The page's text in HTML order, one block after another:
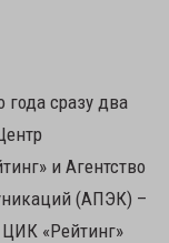
сразу два
и Агентство
(АПЭК) –
ЦИК «Рейтинг»